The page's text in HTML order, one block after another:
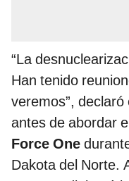
“La
Han tenido
veremos”,
antes de abordar
Force One
Dakota del Norte.